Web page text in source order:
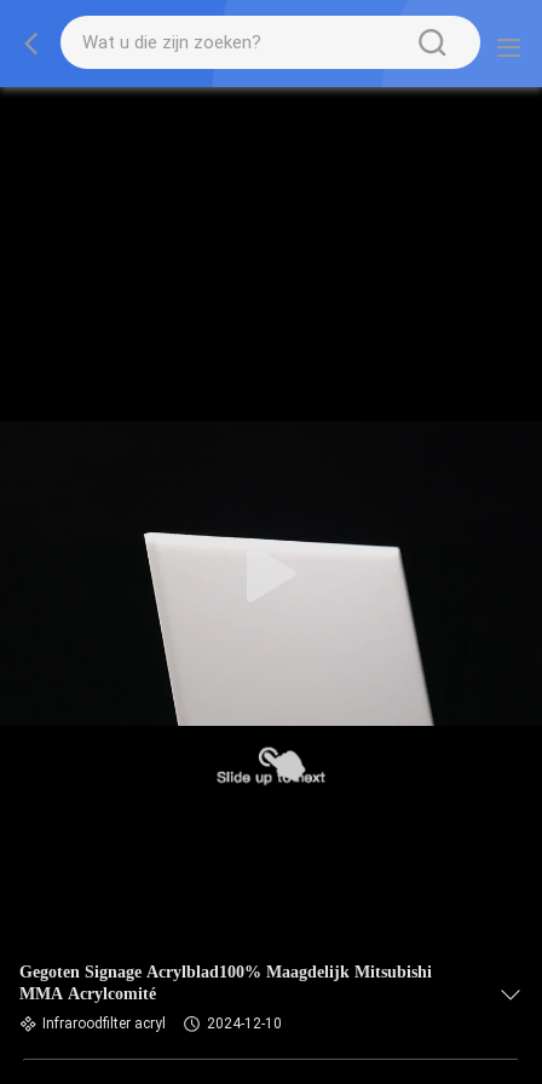
Gegoten Signage Acrylblad100% Maagdelijk Mitsubishi
MMA Acrylcomité
Infraroodfilter acryl 2024-12-10